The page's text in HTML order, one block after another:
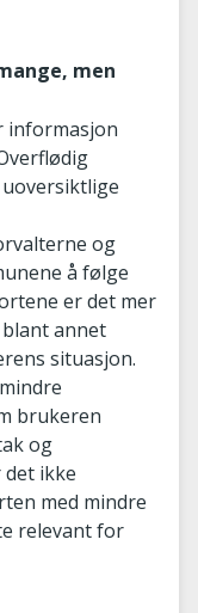
men
informasjon
og
å følge
er det mer
annet
situasjon.
brukeren
og
ikke
med mindre
relevant for